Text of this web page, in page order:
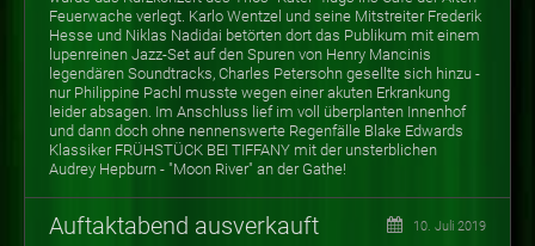
Feuerwache verlegt. Karlo Wentzel und seine Mitstreiter Frederik
Hesse und Niklas Nadidai betörten dort das Publikum mit einem
lupenreinen Jazz-Set auf den Spuren von Henry Mancinis
legendären Soundtracks, Charles Petersohn gesellte sich hinzu -
nur Philippine Pachl musste wegen einer akuten Erkrankung
leider absagen. Im Anschluss lief im voll überplanten Innenhof
und dann doch ohne nennenswerte Regenfälle Blake Edwards
Klassiker FRÜHSTÜCK BEI TIFFANY mit der unsterblichen
Audrey Hepburn - "Moon River" an der Gathe!
Auftaktabend ausverkauft 10. Juli 2019